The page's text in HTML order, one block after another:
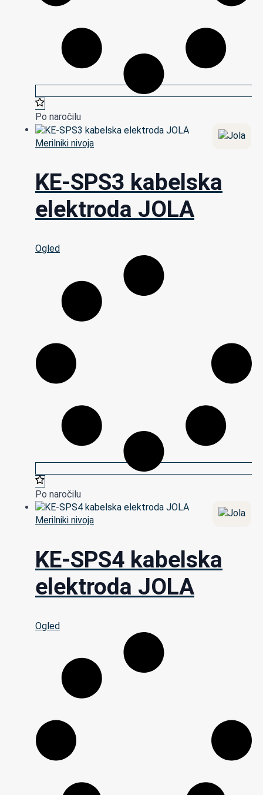
Po naročilu
Merilniki nivoja
KE-SPS3 kabelska
elektroda JOLA
Ogled
Po naročilu
Merilniki nivoja
KE-SPS4 kabelska
elektroda JOLA
Ogled